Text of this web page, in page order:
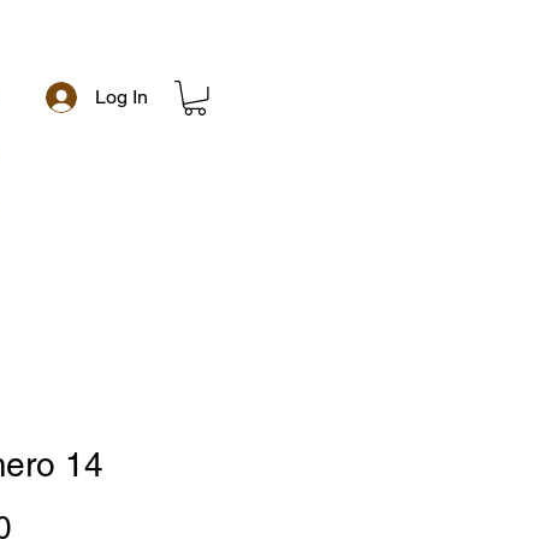
Log In
14
Price